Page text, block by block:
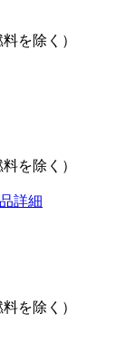
を除く）
を除く）
詳細
を除く）